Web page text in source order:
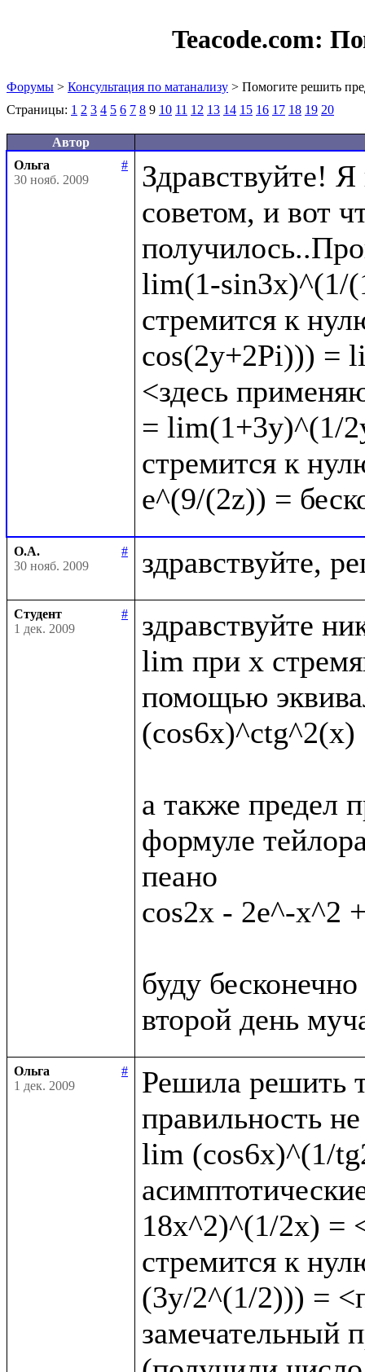
Teacode.com:
Форумы > Консультация по матанализу > Помогите решить
Страницы: 1 2 3 4 5 6 7 8 9 10 11 12 13 14 15 16 17 18 19 20
Автор
Ольга
#
30 нояб. 2009
Здравствуйте!
советом, и вот
lim(1-sin3x)^(1/
стремится к
cos(2y+2Pi))) =
<здесь
= lim(1+3y)^(1/
стремится к
О.А.
#
30 нояб. 2009
Студент
#
1 дек. 2009
здравствуйте
lim при x
помощью
(cos6x)^ctg^2(x)
а также предел
формуле
пеано
cos2x - 2e^-x^2
буду
Ольга
#
1 дек. 2009
Решила решить
правильность
lim (cos6x)^(1/
18x^2)^(1/2x) =
стремится к
(3y/2^(1/2))) =
замечательный